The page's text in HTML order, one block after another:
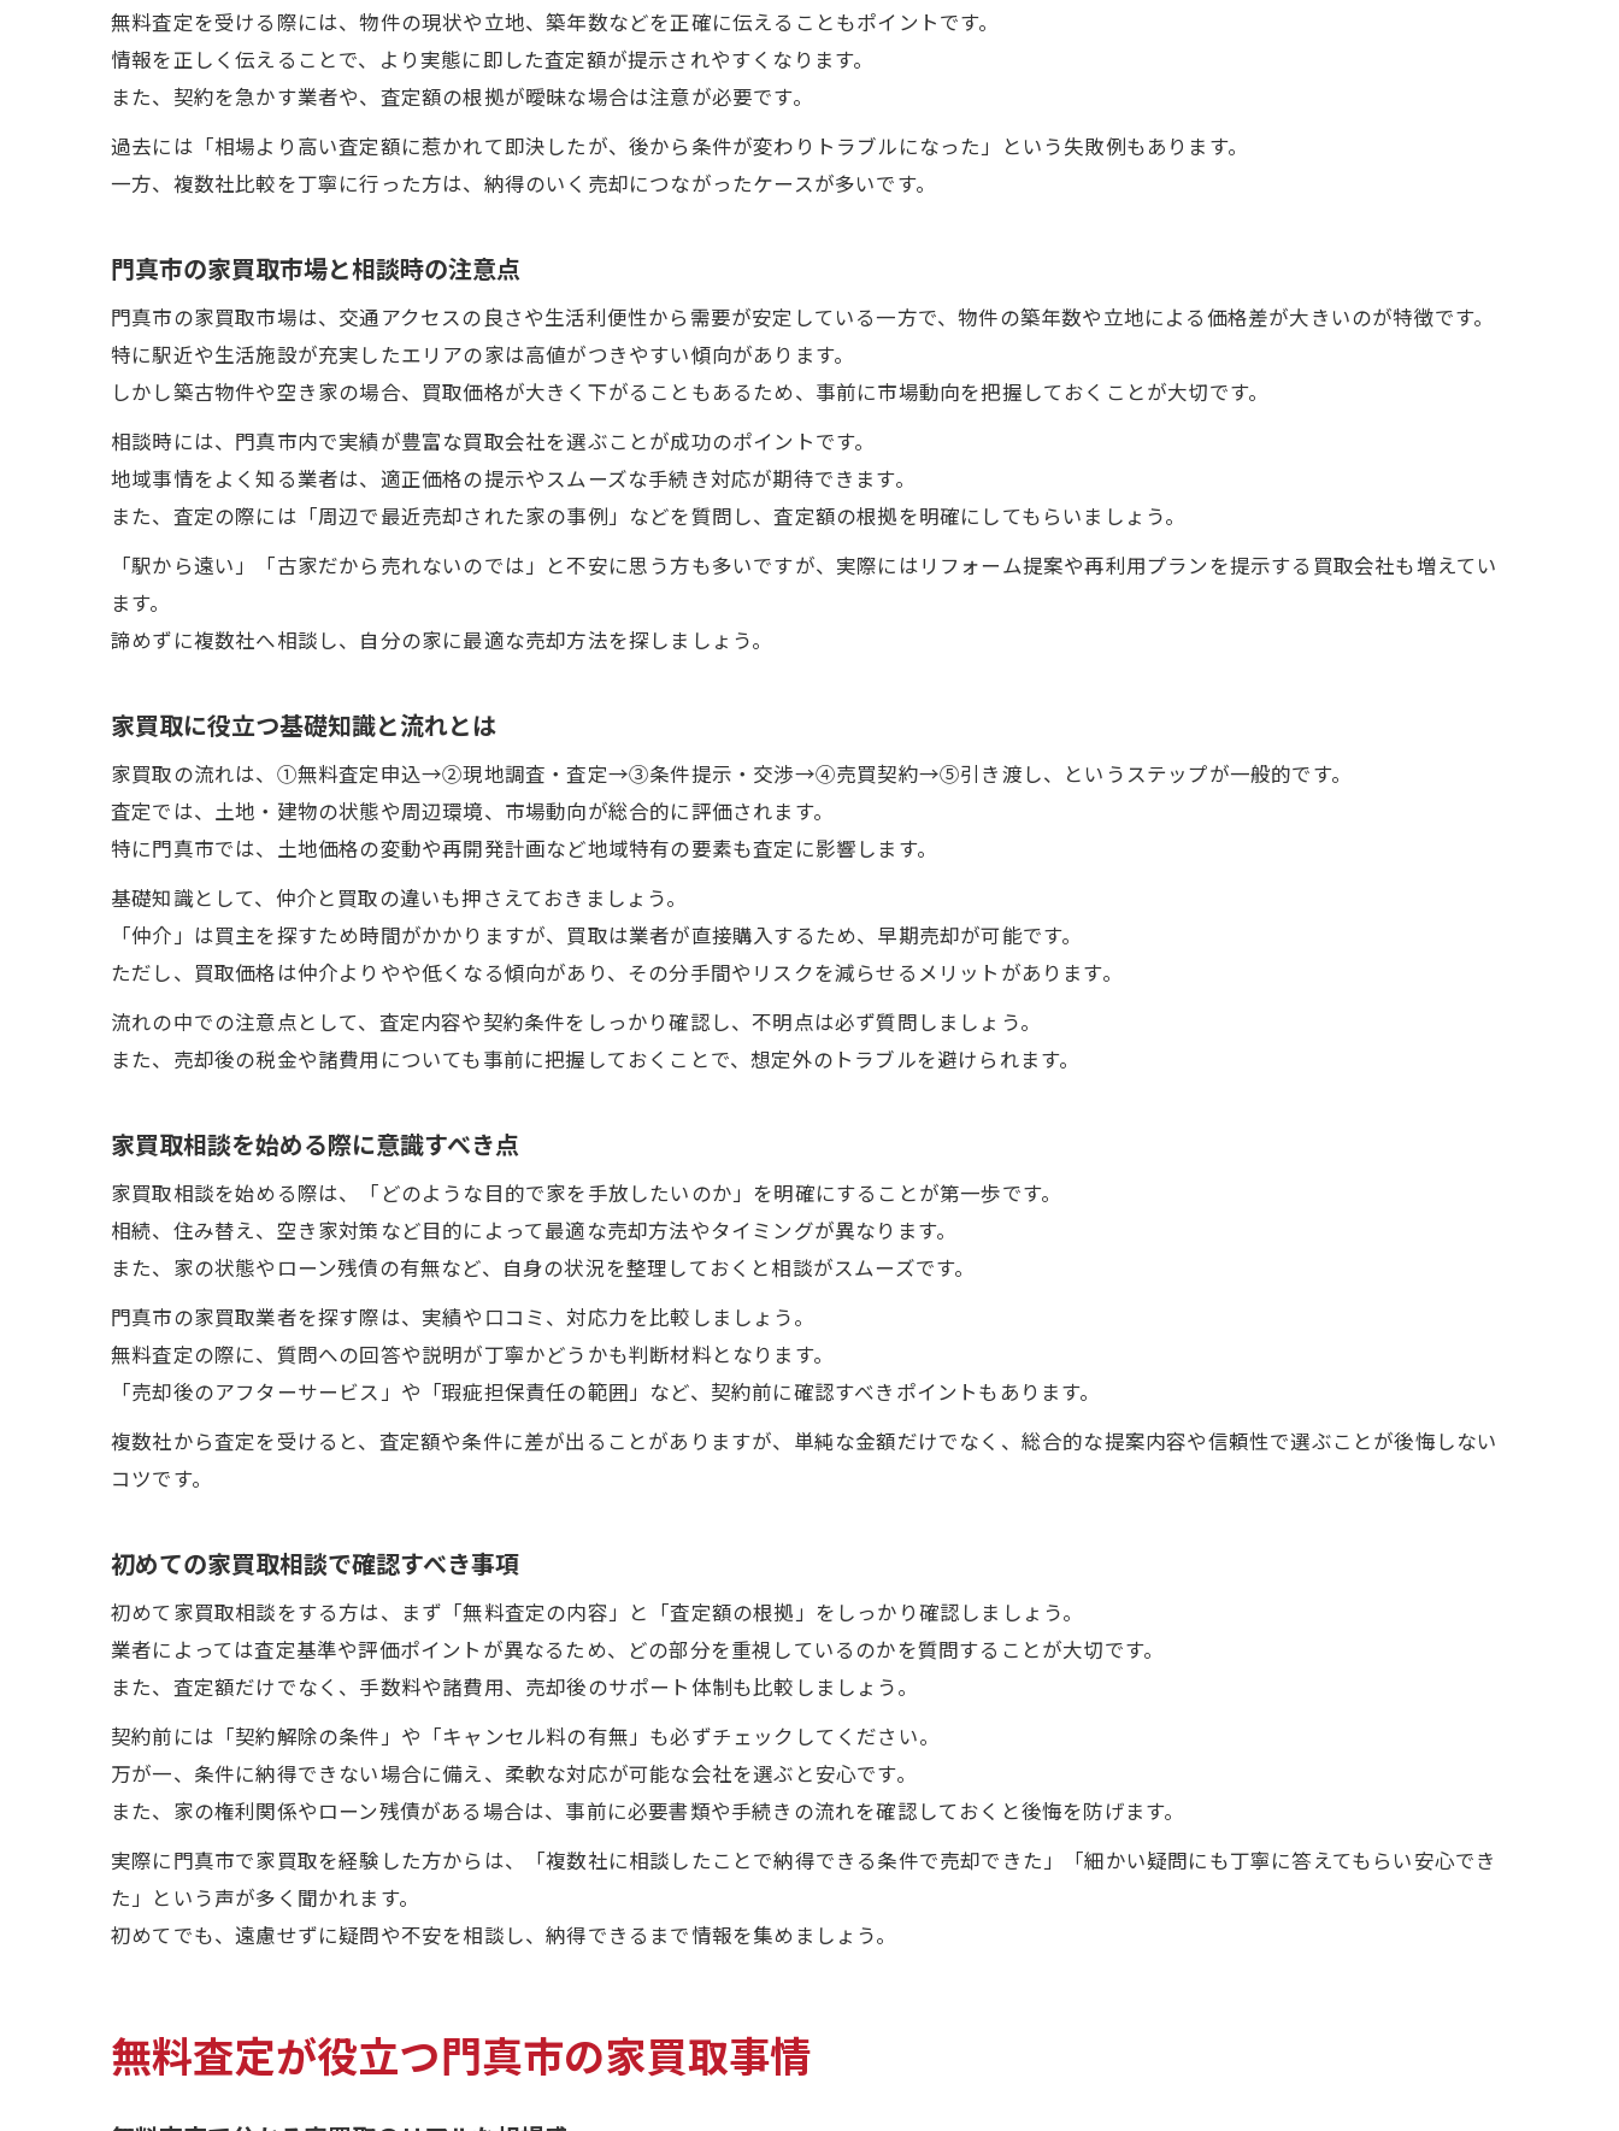
家買取で損しない査定比較の実践方法
門真市で家買取相談時の比較ポイント集
家買取価格を上げる比較の具体的なコツ
古家の家買取をスムーズに進める相談方法
安心して進められる家買取相談の手順とは
古家売却の家買取相談で注意すべき点
秘密厳守で家買取を進める上手な方法とは
家買取で近隣に知られず相談する方法
複数社対応でトラブル回避できる実践ポイント
家買取相談で複数社比較が重要な理由
家買取トラブルを回避する比較の進め方
複数社と相談する際の家買取ポイント集
家買取相談で業者選びを失敗しないコツ
トラブルを防ぐ家買取相談の比較手順
無料査定を受ける際には、物件の現状や立地、築年数などを正確に伝えることもポイントです。
情報を正しく伝えることで、より実態に即した査定額が提示されやすくなります。
また、契約を急かす業者や、査定額の根拠が曖昧な場合は注意が必要です。
過去には「相場より高い査定額に惹かれて即決したが、後から条件が変わりトラブルになった」という失敗例もあります。
一方、複数社比較を丁寧に行った方は、納得のいく売却につながったケースが多いです。
門真市の家買取市場と相談時の注意点
門真市の家買取市場は、交通アクセスの良さや生活利便性から需要が安定している一方で、物件の築年数や立地による価格差が大きいのが特徴です。
特に駅近や生活施設が充実したエリアの家は高値がつきやすい傾向があります。
しかし築古物件や空き家の場合、買取価格が大きく下がることもあるため、事前に市場動向を把握しておくことが大切です。
相談時には、門真市内で実績が豊富な買取会社を選ぶことが成功のポイントです。
地域事情をよく知る業者は、適正価格の提示やスムーズな手続き対応が期待できます。
また、査定の際には「周辺で最近売却された家の事例」などを質問し、査定額の根拠を明確にしてもらいましょう。
「駅から遠い」「古家だから売れないのでは」と不安に思う方も多いですが、実際にはリフォーム提案や再利用プランを提示する買取会社も増えてい
ます。
諦めずに複数社へ相談し、自分の家に最適な売却方法を探しましょう。
家買取に役立つ基礎知識と流れとは
家買取の流れは、①無料査定申込→②現地調査・査定→③条件提示・交渉→④売買契約→⑤引き渡し、というステップが一般的です。
査定では、土地・建物の状態や周辺環境、市場動向が総合的に評価されます。
特に門真市では、土地価格の変動や再開発計画など地域特有の要素も査定に影響します。
基礎知識として、仲介と買取の違いも押さえておきましょう。
「仲介」は買主を探すため時間がかかりますが、買取は業者が直接購入するため、早期売却が可能です。
ただし、買取価格は仲介よりやや低くなる傾向があり、その分手間やリスクを減らせるメリットがあります。
流れの中での注意点として、査定内容や契約条件をしっかり確認し、不明点は必ず質問しましょう。
また、売却後の税金や諸費用についても事前に把握しておくことで、想定外のトラブルを避けられます。
家買取相談を始める際に意識すべき点
家買取相談を始める際は、「どのような目的で家を手放したいのか」を明確にすることが第一歩です。
相続、住み替え、空き家対策など目的によって最適な売却方法やタイミングが異なります。
また、家の状態やローン残債の有無など、自身の状況を整理しておくと相談がスムーズです。
門真市の家買取業者を探す際は、実績や口コミ、対応力を比較しましょう。
無料査定の際に、質問への回答や説明が丁寧かどうかも判断材料となります。
「売却後のアフターサービス」や「瑕疵担保責任の範囲」など、契約前に確認すべきポイントもあります。
複数社から査定を受けると、査定額や条件に差が出ることがありますが、単純な金額だけでなく、総合的な提案内容や信頼性で選ぶことが後悔しない
コツです。
初めての家買取相談で確認すべき事項
初めて家買取相談をする方は、まず「無料査定の内容」と「査定額の根拠」をしっかり確認しましょう。
業者によっては査定基準や評価ポイントが異なるため、どの部分を重視しているのかを質問することが大切です。
また、査定額だけでなく、手数料や諸費用、売却後のサポート体制も比較しましょう。
契約前には「契約解除の条件」や「キャンセル料の有無」も必ずチェックしてください。
万が一、条件に納得できない場合に備え、柔軟な対応が可能な会社を選ぶと安心です。
また、家の権利関係やローン残債がある場合は、事前に必要書類や手続きの流れを確認しておくと後悔を防げます。
実際に門真市で家買取を経験した方からは、「複数社に相談したことで納得できる条件で売却できた」「細かい疑問にも丁寧に答えてもらい安心でき
た」という声が多く聞かれます。
初めてでも、遠慮せずに疑問や不安を相談し、納得できるまで情報を集めましょう。
無料査定が役立つ門真市の家買取事情